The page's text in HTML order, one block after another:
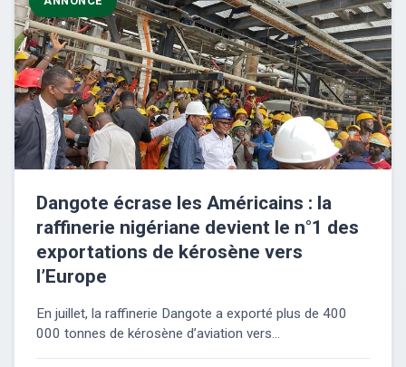
Dangote écrase les Américains : la
raffinerie nigériane devient le n°1 des
exportations de kérosène vers
l’Europe
En juillet, la raffinerie Dangote a exporté plus de 400
000 tonnes de kérosène d’aviation vers...